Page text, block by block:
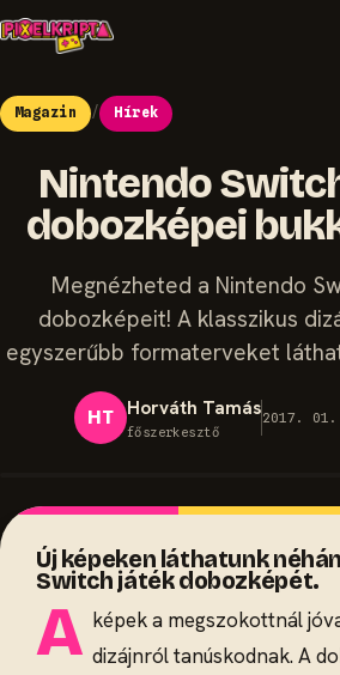
Magazin / Hírek
Nintendo
dobozképei
Megnézheted a Nintendo
dobozképeit! A klasszikus
egyszerűbb formaterveket
HT Horváth Tamás
főszerkesztő
2017.
Új képeken láthatunk
Switch játék dobozképét.
A képek a megszokottnál
dizájnról tanúskodnak. A